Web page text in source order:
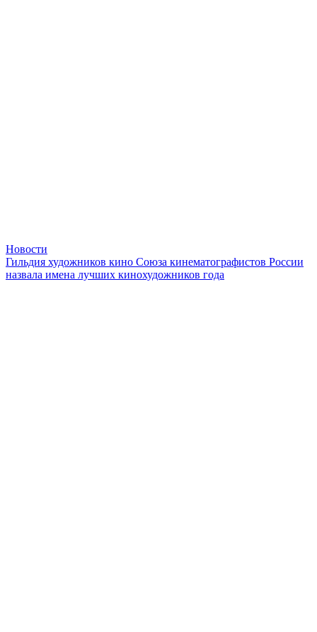
Новости
Гильдия художников кино Союза кинематографистов России
назвала имена лучших кинохудожников года